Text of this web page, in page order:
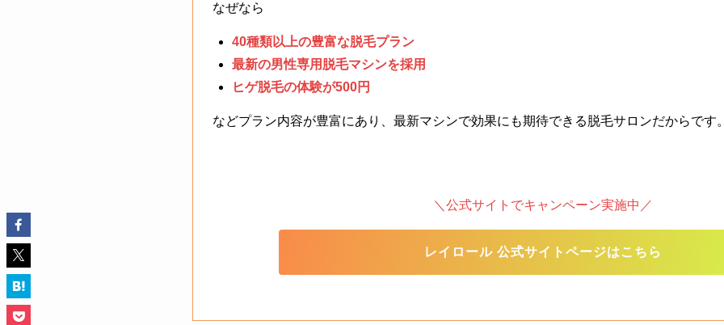
なぜなら
40種類以上の豊富な脱毛プラン
最新の男性専用脱毛マシンを採用
ヒゲ脱毛の体験が500円
などプラン内容が豊富にあり、最新マシンで効果にも期待できる脱毛サロンだからです
＼公式サイトでキャンペーン実施中／
レイロール 公式サイトページはこちら